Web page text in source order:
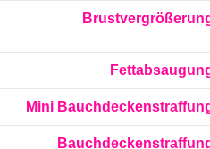
Mini